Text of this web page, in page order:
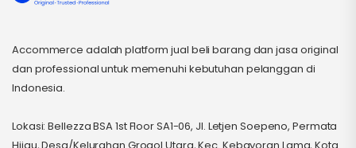
Accommerce adalah platform jual beli barang dan jasa original
dan professional untuk memenuhi kebutuhan pelanggan di
Indonesia.
Lokasi: Bellezza BSA 1st Floor SA1-06, Jl. Letjen Soepeno, Permata
Hijau, Desa/Kelurahan Grogol Utara, Kec. Kebayoran Lama, Kota